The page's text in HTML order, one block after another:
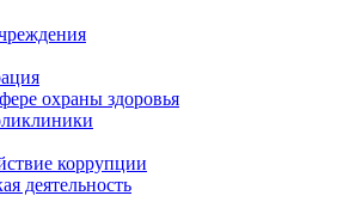
охраны здоровья
коррупции
деятельность